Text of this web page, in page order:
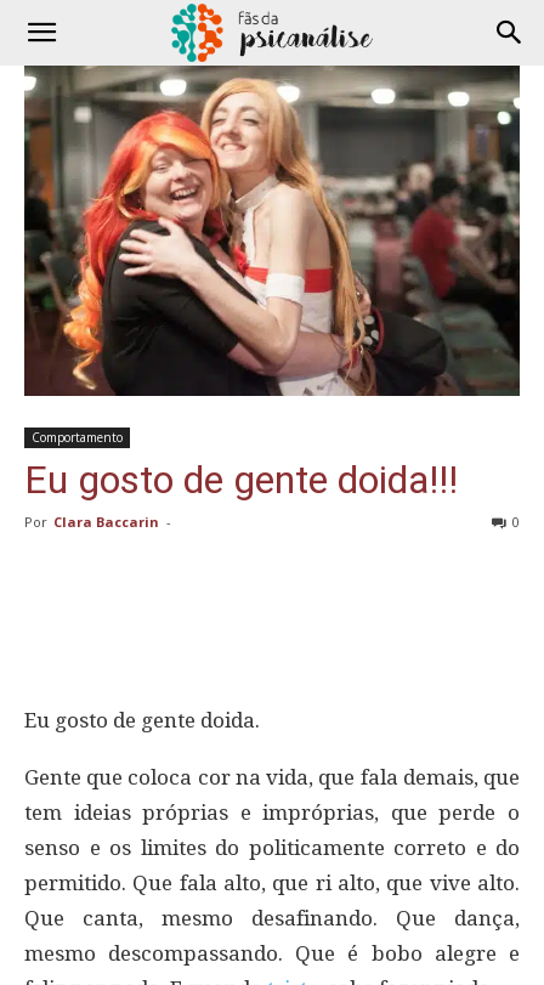
Comportamento
Eu gosto de gente doida!!!
Por Clara Baccarin - 0
Eu gosto de gente doida.
Gente que coloca cor na vida, que fala demais, que
tem ideias próprias e impróprias, que perde o
senso e os limites do politicamente correto e do
permitido. Que fala alto, que ri alto, que vive alto.
Que canta, mesmo desafinando. Que dança,
mesmo descompassando. Que é bobo alegre e